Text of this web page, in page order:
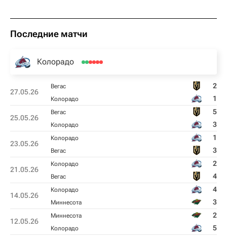
Последние матчи
Колорадо
27.05.26
Вегас 2
Колорадо 1
25.05.26
Вегас 5
Колорадо 3
23.05.26
Колорадо 1
Вегас 3
21.05.26
Колорадо 2
Вегас 4
14.05.26
Колорадо 4
Миннесота 3
12.05.26
Миннесота 2
Колорадо 5